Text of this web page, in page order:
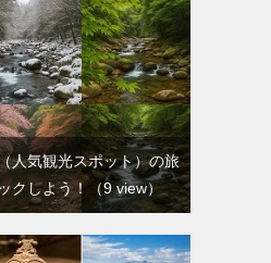
人気観光スポット）の旅
クしよう！
（9 view）